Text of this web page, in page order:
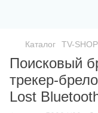
Каталог TV-SHOP
Поисковый
трекер-
Lost